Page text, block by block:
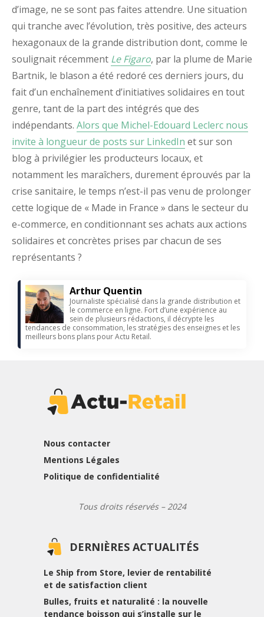
d’image, ne se sont pas faites attendre. Une situation
qui tranche avec l’évolution, très positive, des acteurs
hexagonaux de la grande distribution dont, comme le
soulignait récemment Le Figaro, par la plume de Marie
Bartnik, le blason a été redoré ces derniers jours, du
fait d’un enchaînement d’initiatives solidaires en tout
genre, tant de la part des intégrés que des
indépendants. Alors que Michel-Edouard Leclerc nous
invite à longueur de posts sur LinkedIn et sur son
blog à privilégier les producteurs locaux, et
notamment les maraîchers, durement éprouvés par la
crise sanitaire, le temps n’est-il pas venu de prolonger
cette logique de « Made in France » dans le secteur du
e-commerce, en conditionnant ses achats aux actions
solidaires et concrètes prises par chacun de ses
représentants ?
Arthur Quentin
Journaliste spécialisé dans la grande distribution et
le commerce en ligne. Fort d’une expérience au
sein de plusieurs rédactions, il décrypte les
tendances de consommation, les stratégies des enseignes et les
meilleurs bons plans pour Actu Retail.
Nous contacter
Mentions Légales
Politique de confidentialité
Tous droits réservés – 2024
DERNIÈRES ACTUALITÉS
Le Ship from Store, levier de rentabilité
et de satisfaction client
Bulles, fruits et naturalité : la nouvelle
tendance boisson qui s’installe sur le